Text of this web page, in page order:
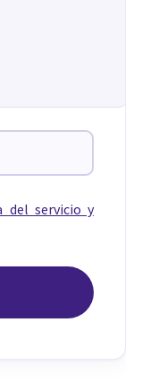
del servicio y